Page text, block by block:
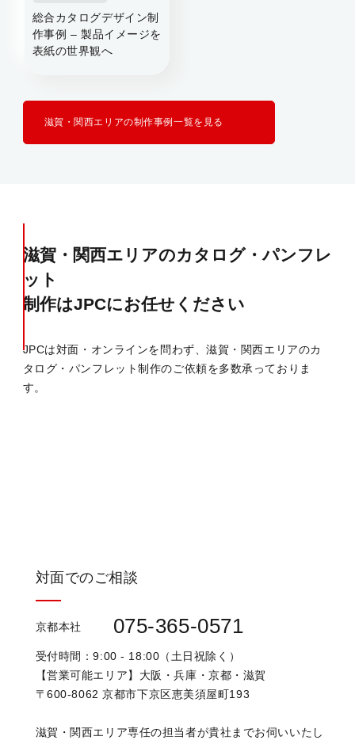
総合カタログデザイン制
作事例 – 製品イメージを
表紙の世界観へ
滋賀・関西エリアの制作事例一覧を見る
滋賀・関西エリアのカタログ・パンフレ
ット
制作はJPCにお任せください
JPCは対面・オンラインを問わず、滋賀・関西エリアのカ
タログ・パンフレット制作のご依頼を多数承っておりま
す。
対面でのご相談
京都本社 075-365-0571
受付時間：9:00 - 18:00（土日祝除く）
【営業可能エリア】大阪・兵庫・京都・滋賀
〒600-8062 京都市下京区恵美須屋町193
滋賀・関西エリア専任の担当者が貴社までお伺いいたし